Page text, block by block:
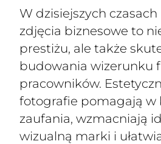
W dzisiejszych
zdjęcia biznesowe to
prestiżu, ale także
budowania wizerunku
pracowników.
fotografie pomagają w
zaufania, wzmacniają
wizualną marki i